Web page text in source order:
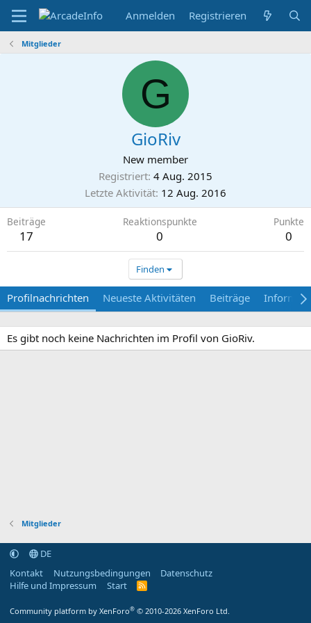
Anmelden Registrieren
Mitglieder
G
GioRiv
New member
Registriert 4 Aug. 2015
Letzte Aktivität 12 Aug. 2016
Beiträge
17
Reaktionspunkte
0
Punkte
0
Finden
Profilnachrichten Neueste Aktivitäten Beiträge
Es gibt noch keine Nachrichten im Profil von GioRiv.
Mitglieder
DE
Kontakt
Nutzungsbedingungen
Datenschutz
Hilfe und Impressum
Start
R
Community platform by XenForo® © 2010-2026 XenForo Ltd.